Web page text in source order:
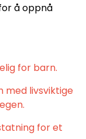
å oppnå
for barn.
med livsviktige
for et